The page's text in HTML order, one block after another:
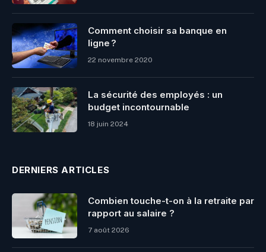
Comment choisir sa banque en
ligne ?
22 novembre 2020
La sécurité des employés : un
budget incontournable
18 juin 2024
DERNIERS ARTICLES
Combien touche-t-on à la retraite par
rapport au salaire ?
7 août 2026